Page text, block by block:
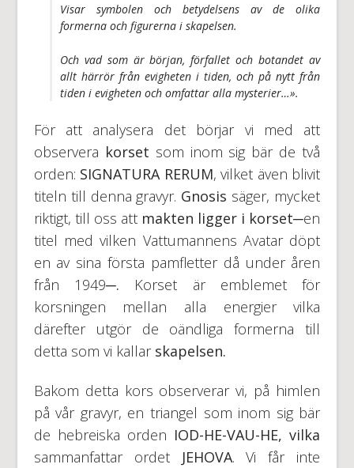
Visar symbolen och betydelsens av de olika
formerna och figurerna i skapelsen.
Och vad som är början, förfallet och botandet av
allt härrör från evigheten i tiden, och på nytt från
tiden i evigheten och omfattar alla mysterier…».
För att analysera det börjar vi med att
observera korset som inom sig bär de två
orden: SIGNATURA RERUM, vilket även blivit
titeln till denna gravyr. Gnosis säger, mycket
riktigt, till oss att makten ligger i korset─en
titel med vilken Vattumannens Avatar döpt
en av sina första pamfletter då under åren
från 1949─. Korset är emblemet för
korsningen mellan alla energier vilka
därefter utgör de oändliga formerna till
detta som vi kallar skapelsen.
Bakom detta kors observerar vi, på himlen
på vår gravyr, en triangel som inom sig bär
de hebreiska orden IOD-HE-VAU-HE, vilka
sammanfattar ordet
JEHOVA. Vi får inte